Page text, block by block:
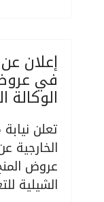
إعلان
في
الوكالة
تعلن
الخارجية
عروض
الشيلية